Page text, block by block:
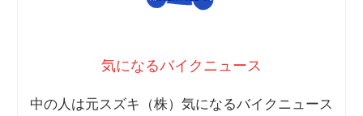
気になるバイクニュース
中の人は元スズキ（株）気になるバイクニュース